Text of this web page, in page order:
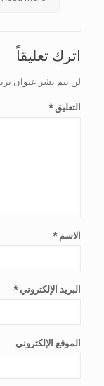
اترك تعليقاً
لن يتم نشر عنوان
التعليق*
الاسم*
البريد الإلكتروني*
الموقع الإلكتروني